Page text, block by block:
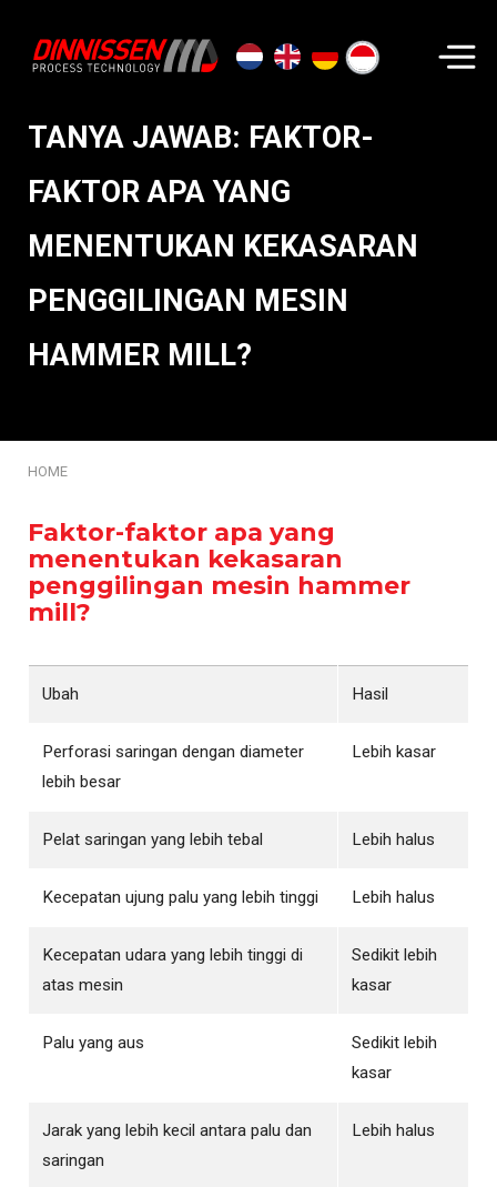
TANYA JAWAB: FAKTOR-
FAKTOR APA YANG
MENENTUKAN KEKASARAN
PENGGILINGAN MESIN
HAMMER MILL?
HOME
Faktor-faktor apa yang
menentukan kekasaran
penggilingan mesin hammer
mill?
Ubah Hasil
Perforasi saringan dengan diameter
lebih besar
Lebih kasar
Pelat saringan yang lebih tebal Lebih halus
Kecepatan ujung palu yang lebih tinggi Lebih halus
Kecepatan udara yang lebih tinggi di
atas mesin
Sedikit lebih
kasar
Palu yang aus
Sedikit lebih
kasar
Jarak yang lebih kecil antara palu dan
saringan
Lebih halus